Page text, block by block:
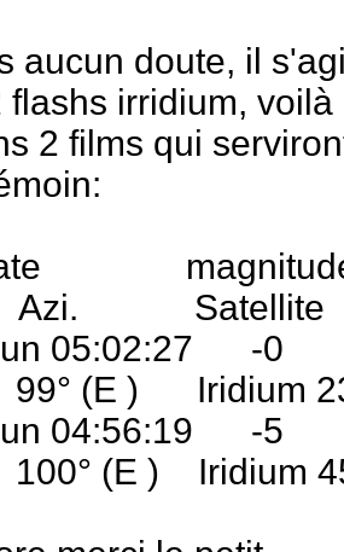
aucun doute, il
flashs irridium, voilà
2 films qui
Azi. Satellite
05:02:27
99° (E ) Iridium
04:56:19
100° (E ) Iridium